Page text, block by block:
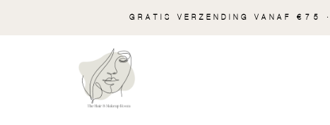
GRATIS VERZENDING VANAF